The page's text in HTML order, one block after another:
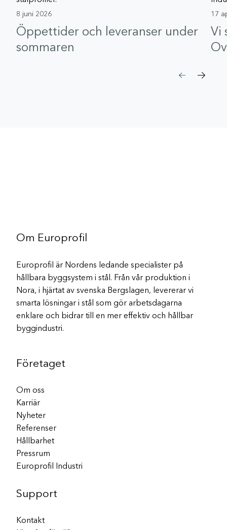
8 juni 2026
Öppettider och leveranser under
sommaren
17
Vi
Om Europrofil
Europrofil är Nordens ledande specialister på
hållbara byggsystem i stål. Från vår produktion i
Nora, i hjärtat av svenska Bergslagen, levererar vi
smarta lösningar i stål som gör arbetsdagarna
enklare och bidrar till en mer effektiv och hållbar
byggindustri.
Företaget
Om oss
Karriär
Nyheter
Referenser
Hållbarhet
Pressrum
Europrofil Industri
Support
Kontakt